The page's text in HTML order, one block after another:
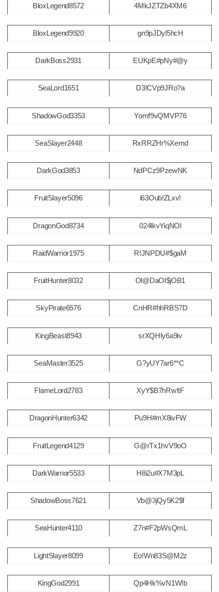
BloxLegend8572 4MkJZTZb4XM6
BloxLegend9920 gn9pJDyl5hcH
DarkBoss2931 EUKpE#pNy#@y
SeaLord1651 D3!CVp9JRo?a
ShadowGod3353 Yomf9vQMVP76
SeaSlayer2448 RxRRZHr%Xemd
DarkGod3853 NdPCz9PzewNK
FruitSlayer5096 i63Oub!ZLxv!
DragonGod8734 024lkvYiqNOl
RaidWarrior1975 R!JNPDU#$gaM
FruitHunter8032 Ol@DaOI$jOB1
SkyPirate6576 CnHR#hhRBS7D
KingBeast8943 srXQHIy6a9iv
SeaMaster3525 G?yUY7ar6**C
FlameLord2783 XyY$B7hRw!tF
DragonHunter6342 Pu9H#mX8ivFW
FruitLegend4129 G@rTx1hvV9oO
DarkWarrior5533 H8i2u#X7M3pL
ShadowBoss7621 Vb@3jQy5K2$f
SeaHunter4110 Z7n#F2pWsQmL
LightSlayer8099 Eo!Wn83S@M2z
KingGod2991 Qp4Hk%vN1W!b